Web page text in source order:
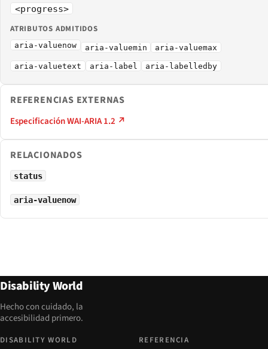
<progress>
ATRIBUTOS ADMITIDOS
aria-valuenow aria-valuemin aria-valuemax
aria-valuetext aria-label aria-labelledby
REFERENCIAS EXTERNAS
Especificación WAI-ARIA 1.2 ↗
RELACIONADOS
status
aria-valuenow
Disability World
Hecho con cuidado, la
accesibilidad primero.
DISABILITY WORLD REFERENCIA